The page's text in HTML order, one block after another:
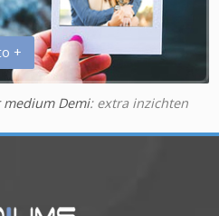
+
Demi: extra inzichten